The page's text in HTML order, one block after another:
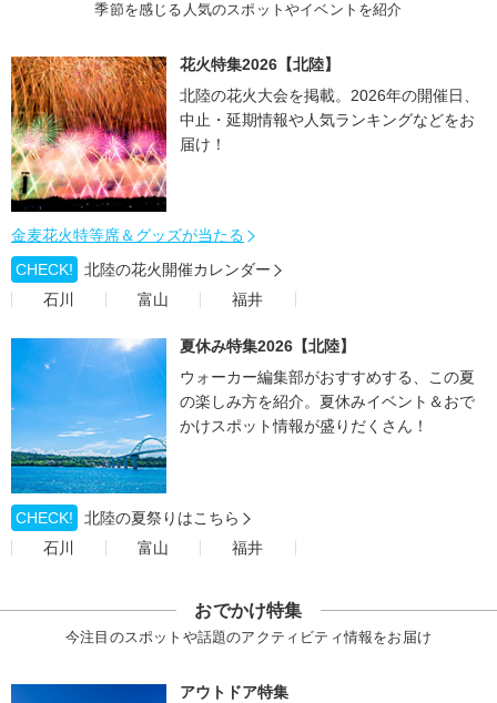
季節を感じる人気のスポットやイベントを紹介
花火特集2026【北陸】
北陸の花火大会を掲載。2026年の開催日、
中止・延期情報や人気ランキングなどをお
届け！
金麦花火特等席＆グッズが当たる
CHECK!
北陸の花火開催カレンダー
石川
富山 福井
夏休み特集2026【北陸】
ウォーカー編集部がおすすめする、この夏
の楽しみ方を紹介。夏休みイベント＆おで
かけスポット情報が盛りだくさん！
CHECK!
北陸の夏祭りはこちら
石川
富山 福井
おでかけ特集
今注目のスポットや話題のアクティビティ情報をお届け
アウトドア特集